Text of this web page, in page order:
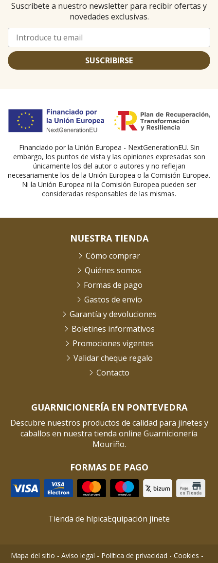
Suscríbete a nuestro newsletter para recibir ofertas y
novedades exclusivas.
SUSCRIBIRSE
Financiado por la Unión Europea - NextGenerationEU. Sin
embargo, los puntos de vista y las opiniones expresadas son
únicamente los del autor o autores y no reflejan
necesariamente los de la Unión Europea o la Comisión Europea.
Ni la Unión Europea ni la Comisión Europea pueden ser
consideradas responsables de las mismas.
GUARNICIONERÍA EN PONTEVEDRA
Descubre nuestros productos de calidad para jinetes y
caballos en nuestra tienda online Guarnicionería
Mouriño.
FORMAS DE PAGO
NUESTRA TIENDA
Cómo comprar
Quiénes somos
Formas de pago
Gastos de envío
Garantía y devoluciones
Boletines informativos
Promociones vigentes
Validar cheque regalo
Contacto
Tienda de hípicaEquipación jinete
Mapa del sitio - Aviso legal - Política de privacidad - Cookies -